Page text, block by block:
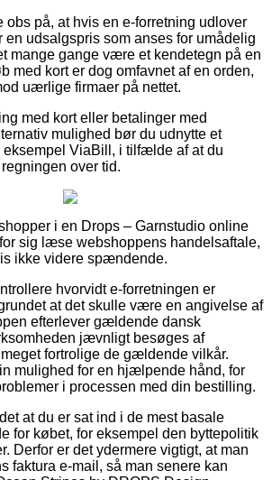
obs på, at hvis en e-forretning udlover
en udsalgspris som anses for umådelig
mange gange være et kendetegn på en
med kort er dog omfavnet af en orden,
uærlige firmaer på nettet.
med kort eller betalinger med
mulighed bør du udnytte et
eksempel ViaBill, i tilfælde af at du
over tid.
i en Drops – Garnstudio online
sig læse webshoppens handelsaftale,
ikke videre spændende.
hvorvidt e-forretningen er
at det skulle være en angivelse af
efterlever gældende dansk
jævnligt besøges af
fortrolige de gældende vilkår.
mulighed for en hjælpende hånd, for
i processen med din bestilling.
at du er sat ind i de mest basale
for købet, for eksempel den byttepolitik
Derfor er det ydermere vigtigt, at man
faktura e-mail, så man senere kan